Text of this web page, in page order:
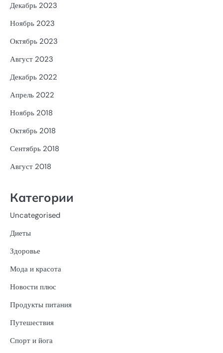
Декабрь 2023
Ноябрь 2023
Октябрь 2023
Август 2023
Декабрь 2022
Апрель 2022
Ноябрь 2018
Октябрь 2018
Сентябрь 2018
Август 2018
Категории
Uncategorised
Диеты
Здоровье
Мода и красота
Новости плюс
Продукты питания
Путешествия
Спорт и йога